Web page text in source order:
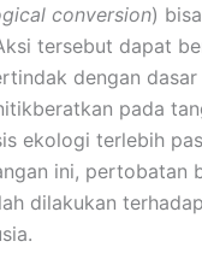
conversion)
tersebut dapat
dengan
pada
ekologi terlebih
ini, pertobatan
dilakukan